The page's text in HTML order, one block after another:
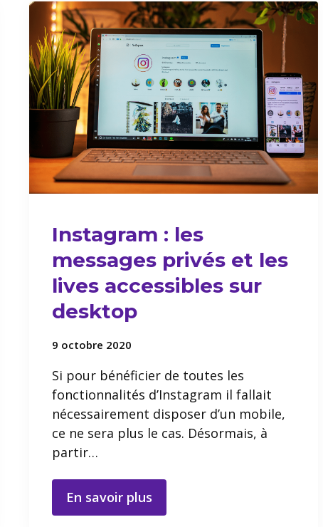
Instagram : les
messages privés et les
lives accessibles sur
desktop
9 octobre 2020
Si pour bénéficier de toutes les
fonctionnalités d’Instagram il fallait
nécessairement disposer d’un mobile,
ce ne sera plus le cas. Désormais, à
partir…
En savoir plus